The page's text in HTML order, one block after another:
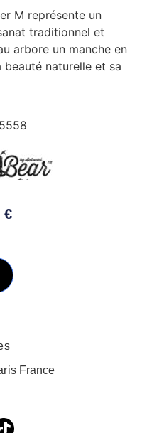
M représente un
traditionnel et
arbore un manche en
naturelle et sa
€
France